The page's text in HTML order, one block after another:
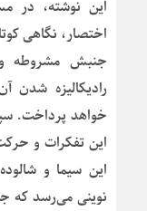
این نوشته، در
اختصار، نگاهی
جنبش مشروطه
رادیکالیزه
خواهد پرداخت.
این تفکرات و
این سیما و
نوینی می‌رسد که